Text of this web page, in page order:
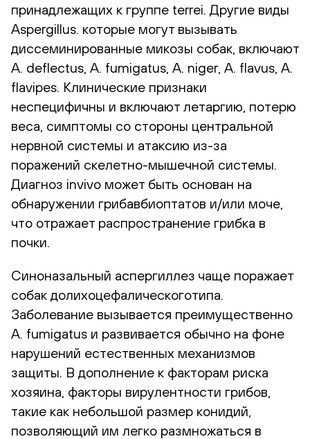
принадлежащих к группе terrei. Другие виды
Aspergillus. которые могут вызывать
диссеминированные микозы собак, включают
A. deflectus, A. fumigatus, A. niger, A. flavus, A.
flavipes. Клинические признаки
неспецифичны и включают летаргию, потерю
веса, симптомы со стороны центральной
нервной системы и атаксию из-за
поражений скелетно-мышечной системы.
Диагноз invivo может быть основан на
обнаружении грибавбиоптатов и/или моче,
что отражает распространение грибка в
почки.
Синоназальный аспергиллез чаще поражает
собак долихоцефалическоготипа.
Заболевание вызывается преимущественно
A. fumigatus и развивается обычно на фоне
нарушений естественных механизмов
защиты. В дополнение к факторам риска
хозяина, факторы вирулентности грибов,
такие как небольшой размер конидий,
позволяющий им легко размножаться в